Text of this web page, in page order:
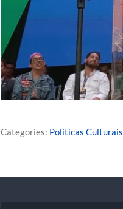
Categories: Políticas Culturais